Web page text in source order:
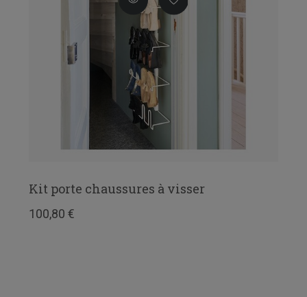
Kit porte chaussures à visser
100,80 €